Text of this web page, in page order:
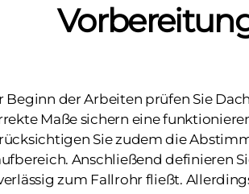
Beginn der Arbeiten prüfen Sie
Maße sichern eine
Sie zudem die
Anschließend definieren
zum Fallrohr fließt.